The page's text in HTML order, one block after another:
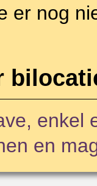
er nog
enkel
en